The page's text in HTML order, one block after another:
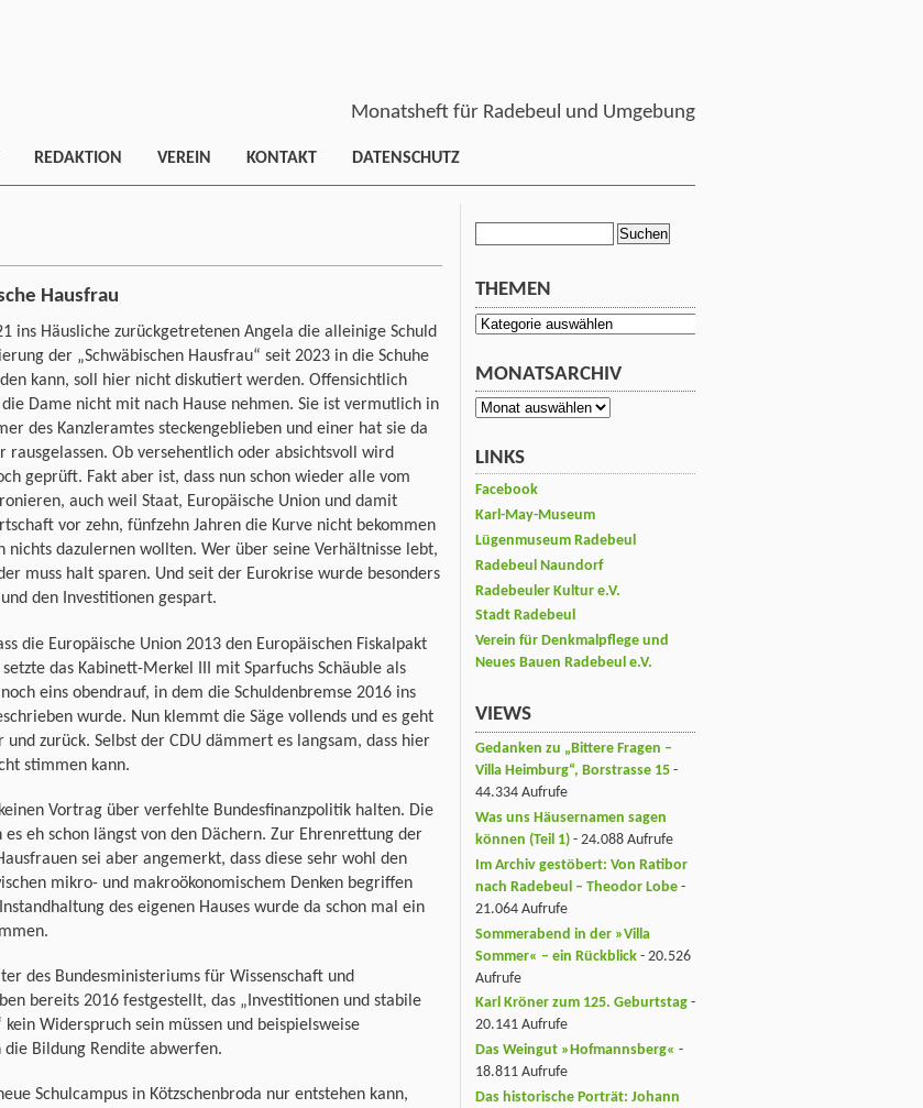
Monatsheft für Radebeul und Umgebung
REDAKTION VEREIN KONTAKT DATENSCHUTZ
Hausfrau
ins Häusliche zurückgetretenen Angela die alleinige Schuld
der „Schwäbischen Hausfrau“ seit 2023 in die Schuhe
kann, soll hier nicht diskutiert werden. Offensichtlich
Dame nicht mit nach Hause nehmen. Sie ist vermutlich in
des Kanzleramtes steckengeblieben und einer hat sie da
rausgelassen. Ob versehentlich oder absichtsvoll wird
geprüft. Fakt aber ist, dass nun schon wieder alle vom
auch weil Staat, Europäische Union und damit
vor zehn, fünfzehn Jahren die Kurve nicht bekommen
nichts dazulernen wollten. Wer über seine Verhältnisse lebt,
muss halt sparen. Und seit der Eurokrise wurde besonders
den Investitionen gespart.
die Europäische Union 2013 den Europäischen Fiskalpakt
das Kabinett-Merkel III mit Sparfuchs Schäuble als
eins obendrauf, in dem die Schuldenbremse 2016 ins
wurde. Nun klemmt die Säge vollends und es geht
und zurück. Selbst der CDU dämmert es langsam, dass hier
stimmen kann.
Vortrag über verfehlte Bundesfinanzpolitik halten. Die
es eh schon längst von den Dächern. Zur Ehrenrettung der
sei aber angemerkt, dass diese sehr wohl den
mikro- und makroökonomischem Denken begriffen
des eigenen Hauses wurde da schon mal ein
des Bundesministeriums für Wissenschaft und
bereits 2016 festgestellt, das „Investitionen und stabile
kein Widerspruch sein müssen und beispielsweise
die Bildung Rendite abwerfen.
Schulcampus in Kötzschenbroda nur entstehen kann,
THEMEN
Themen
MONATSARCHIV
Monatsarchiv
LINKS
Facebook
Karl-May-Museum
Lügenmuseum Radebeul
Radebeul Naundorf
Radebeuler Kultur e.V.
Stadt Radebeul
Verein für Denkmalpflege und
Neues Bauen Radebeul e.V.
VIEWS
Gedanken zu „Bittere Fragen –
Villa Heimburg“, Borstrasse 15 -
44.334 Aufrufe
Was uns Häusernamen sagen
können (Teil 1) - 24.088 Aufrufe
Im Archiv gestöbert: Von Ratibor
nach Radebeul – Theodor Lobe -
21.064 Aufrufe
Sommerabend in der »Villa
Sommer« – ein Rückblick - 20.526
Aufrufe
Karl Kröner zum 125. Geburtstag -
20.141 Aufrufe
Das Weingut »Hofmannsberg« -
18.811 Aufrufe
Das historische Porträt: Johann